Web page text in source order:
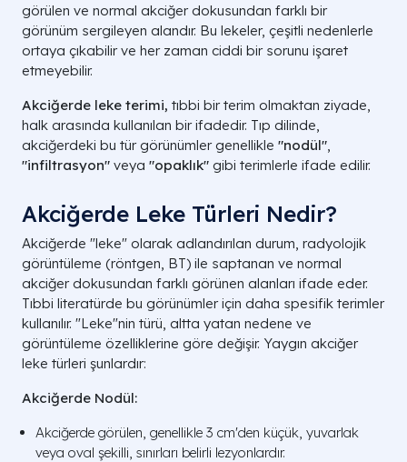
görülen ve normal akciğer dokusundan farklı bir
görünüm sergileyen alandır. Bu lekeler, çeşitli nedenlerle
ortaya çıkabilir ve her zaman ciddi bir sorunu işaret
etmeyebilir.
Akciğerde leke terimi, tıbbi bir terim olmaktan ziyade,
halk arasında kullanılan bir ifadedir. Tıp dilinde,
akciğerdeki bu tür görünümler genellikle "nodül",
"infiltrasyon" veya "opaklık" gibi terimlerle ifade edilir.
Akciğerde Leke Türleri Nedir?
Akciğerde "leke" olarak adlandırılan durum, radyolojik
görüntüleme (röntgen, BT) ile saptanan ve normal
akciğer dokusundan farklı görünen alanları ifade eder.
Tıbbi literatürde bu görünümler için daha spesifik terimler
kullanılır. "Leke"nin türü, altta yatan nedene ve
görüntüleme özelliklerine göre değişir. Yaygın akciğer
leke türleri şunlardır:
Akciğerde Nodül:
Akciğerde görülen, genellikle 3 cm'den küçük, yuvarlak
veya oval şekilli, sınırları belirli lezyonlardır.